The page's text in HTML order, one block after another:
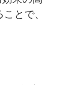
とで、